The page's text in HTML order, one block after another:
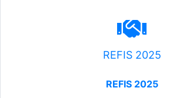
REFIS 2025
REFIS 2025